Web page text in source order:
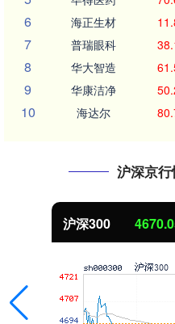
6 海正生材
7 普瑞眼科
8 华大智造
9 华康洁净
10 海达尔
沪深京
沪深300